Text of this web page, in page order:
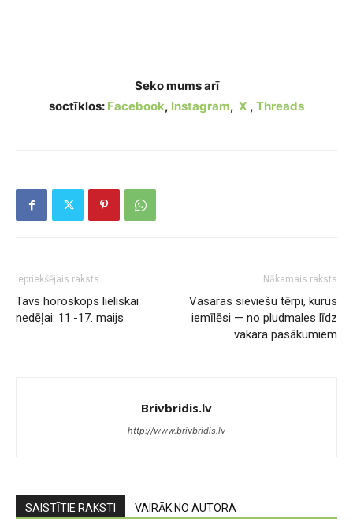
Seko mums arī
soctīklos: Facebook, Instagram, X , Threads
Iepriekšējais raksts
Tavs horoskops lieliskai
nedēļai: 11.-17. maijs
Nākamais raksts
Vasaras sieviešu tērpi, kurus
iemīlēsi — no pludmales līdz
vakara pasākumiem
Brivbridis.lv
http://www.brivbridis.lv
SAISTĪTIE RAKSTI VAIRĀK NO AUTORA